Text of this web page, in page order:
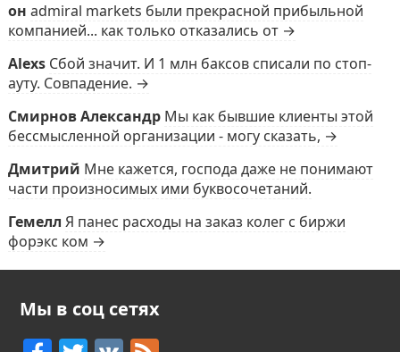
он admiral markets были прекрасной прибыльной
компанией... как только отказались от →
Alexs Сбой значит. И 1 млн баксов списали по стоп-
ауту. Совпадение. →
Смирнов Александр Мы как бывшие клиенты этой
бессмысленной организации - могу сказать, →
Дмитрий Мне кажется, господа даже не понимают
части произносимых ими буквосочетаний.
Гемелл Я панес расходы на заказ колег с биржи
форэкс ком →
Мы в соц сетях